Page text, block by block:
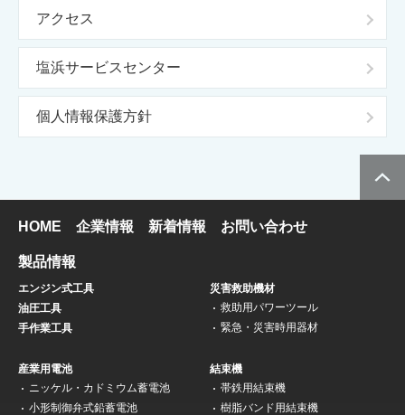
アクセス
塩浜サービスセンター
個人情報保護方針
HOME 企業情報 新着情報 お問い合わせ
製品情報
エンジン式工具
油圧工具
手作業工具
災害救助機材
救助用パワーツール
緊急・災害時用器材
産業用電池
ニッケル・カドミウム蓄電池
小形制御弁式鉛蓄電池
結束機
帯鉄用結束機
樹脂バンド用結束機